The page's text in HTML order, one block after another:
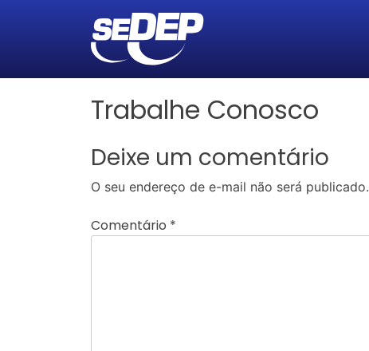
Trabalhe Conosco
Deixe um comentário
O seu endereço de e-mail não será publicado.
Comentário *